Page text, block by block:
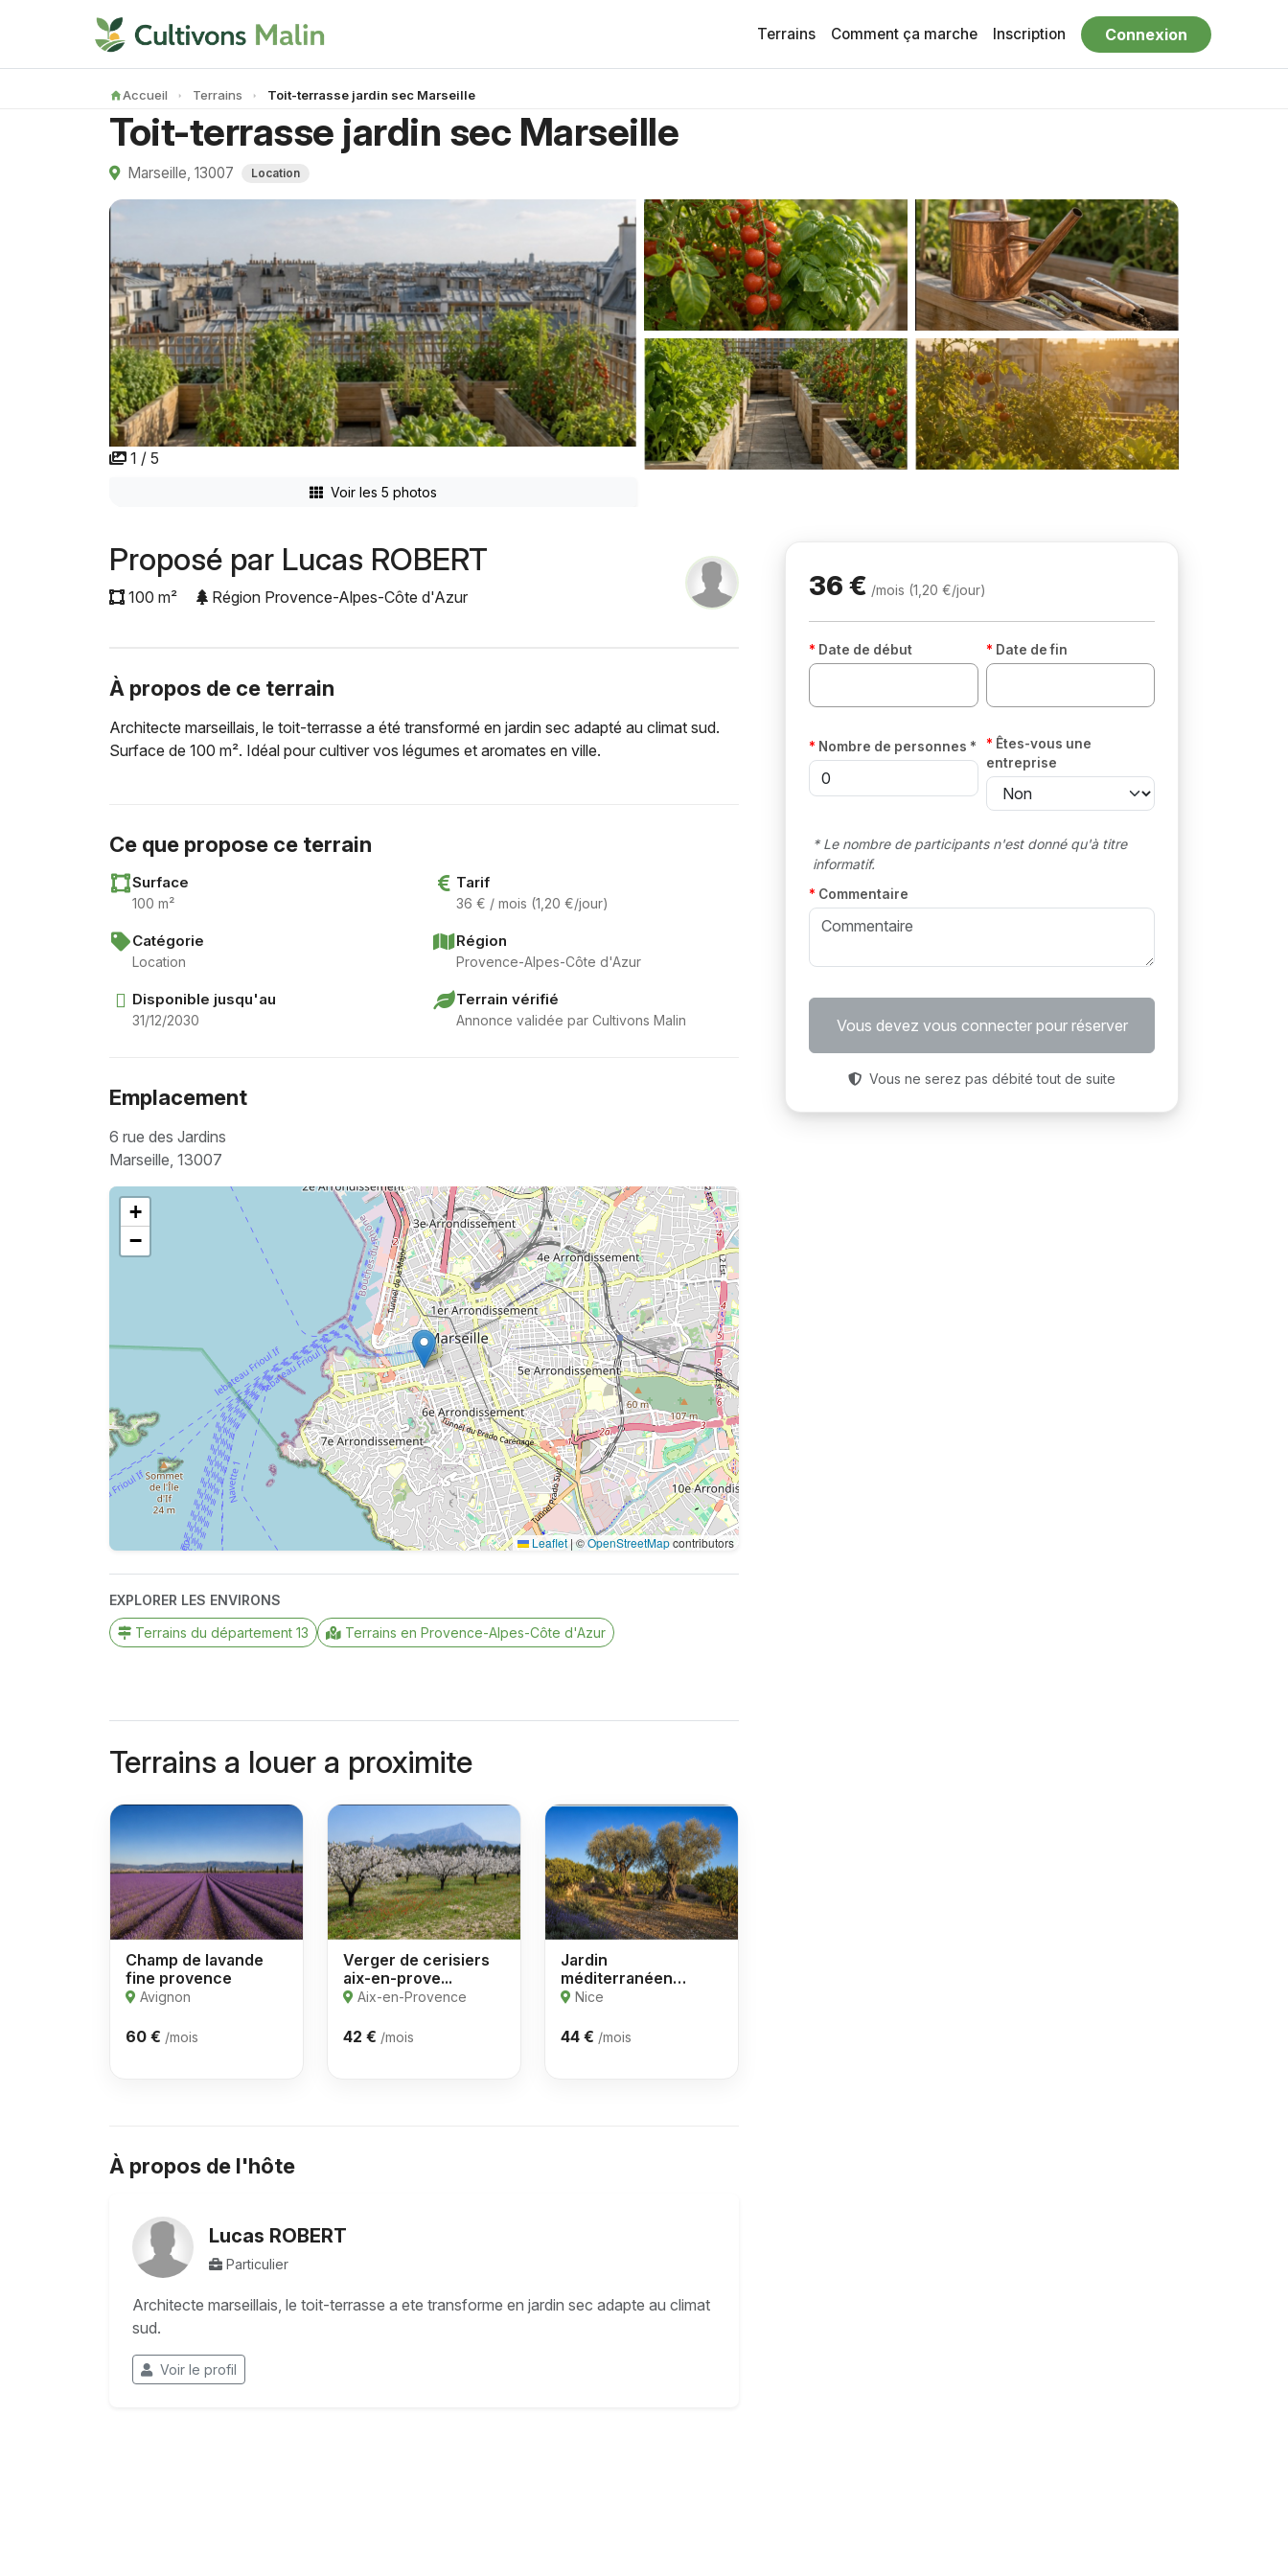
Terrains Comment ça marche Inscription Connexion
Accueil Terrains Toit-terrasse jardin sec Marseille
Toit-terrasse jardin sec Marseille
Marseille, 13007 Location
1 / 5
Voir les 5 photos
Proposé par Lucas ROBERT
100 m² Région Provence-Alpes-Côte d'Azur
À propos de ce terrain
Architecte marseillais, le toit-terrasse a été transformé en jardin sec adapté au climat sud.
Surface de 100 m². Idéal pour cultiver vos légumes et aromates en ville.
Ce que propose ce terrain
Surface
100 m²
Tarif
36 € / mois (1,20 €/jour)
Catégorie
Location
Région
Provence-Alpes-Côte d'Azur
Disponible jusqu'au
31/12/2030
Terrain vérifié
Annonce validée par Cultivons Malin
Emplacement
6 rue des Jardins
Marseille, 13007
+
−
Leaflet | ©OpenStreetMapcontributors
EXPLORER LES ENVIRONS
Terrains du département 13
Terrains en Provence-Alpes-Côte d'Azur
Terrains a louer a proximite
Champ de lavande
fine provence
Avignon
60 € /mois
Verger de cerisiers
aix-en-prove...
Aix-en-Provence
42 € /mois
Jardin
méditerranéen
citronniers...
Nice
44 € /mois
À propos de l'hôte
Lucas ROBERT
Particulier
Architecte marseillais, le toit-terrasse a ete transforme en jardin sec adapte au climat
sud.
Voir le profil
36 € /mois (1,20 €/jour)
Date de début Date de fin
Nombre de personnes *
Êtes-vous une
entreprise
* Le nombre de participants n'est donné qu'à titre
informatif.
Commentaire
Vous devez vous connecter pour réserver
Vous ne serez pas débité tout de suite